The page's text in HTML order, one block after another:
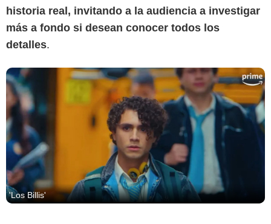
historia real, invitando a la audiencia a investigar
más a fondo si desean conocer todos los
detalles.
'Los Billis'